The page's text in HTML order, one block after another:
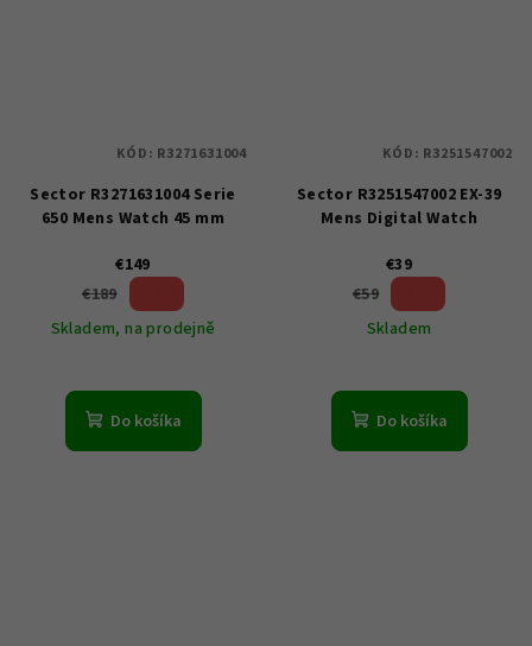
Sector R3271631004 Serie
650 Mens Watch 45 mm
€149
€189
Skladem, na prodejně
Do košíka
KÓD: R3271631004
Sector R3251547002 EX-39
Mens Digital Watch
€39
€59
Skladem
Do košíka
KÓD: R3251547002